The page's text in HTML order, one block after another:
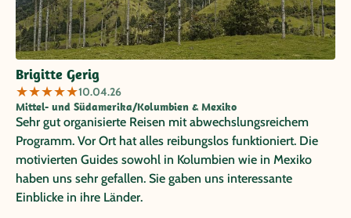
Brigitte Gerig
★★★★★10.04.26
Mittel- und Südamerika/Kolumbien & Mexiko
Sehr gut organisierte Reisen mit abwechslungsreichem
Programm. Vor Ort hat alles reibungslos funktioniert. Die
motivierten Guides sowohl in Kolumbien wie in Mexiko
haben uns sehr gefallen. Sie gaben uns interessante
Einblicke in ihre Länder.